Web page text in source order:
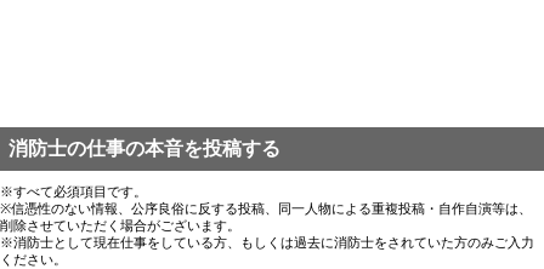
消防士の仕事の本音を投稿する
※すべて必須項目です。
※信憑性のない情報、公序良俗に反する投稿、同一人物による重複投稿・自作自演等は、
削除させていただく場合がございます。
※消防士として現在仕事をしている方、もしくは過去に消防士をされていた方のみご入力
ください。